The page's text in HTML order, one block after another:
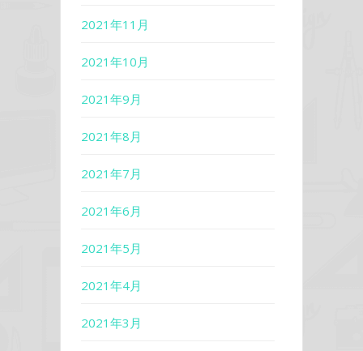
2021年11月
2021年10月
2021年9月
2021年8月
2021年7月
2021年6月
2021年5月
2021年4月
2021年3月